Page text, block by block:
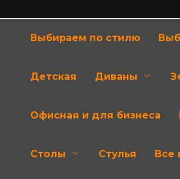
Выбираем по стилю
Детская Диваны
Офисная и для бизнеса
Столы Стулья Все